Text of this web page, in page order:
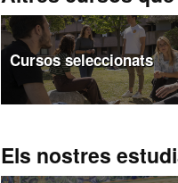
Cursos seleccionats
Els nostres